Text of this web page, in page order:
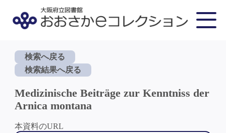
検索へ戻る
検索結果へ戻る
Medizinische Beiträge zur Kenntniss der
Arnica montana
本資料のURL